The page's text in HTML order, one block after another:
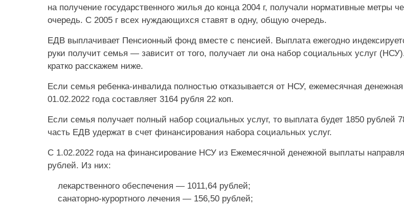
на получение государственного жилья до конца 2004 г, получали нормативные метры
очередь. С 2005 г всех нуждающихся ставят в одну, общую очередь.
ЕДВ выплачивает Пенсионный фонд вместе с пенсией. Выплата ежегодно
руки получит семья — зависит от того, получает ли она набор социальных услуг
кратко расскажем ниже.
Если семья ребенка-инвалида полностью отказывается от НСУ, ежемесячная
01.02.2022 года составляет 3164 рубля 22 коп.
Если семья получает полный набор социальных услуг, то выплата будет 1850 рублей
часть ЕДВ удержат в счет финансирования набора социальных услуг.
С 1.02.2022 года на финансирование НСУ из Ежемесячной денежной выплаты
рублей. Из них:
лекарственного обеспечения — 1011,64 рублей;
санаторно-курортного лечения — 156,50 рублей;